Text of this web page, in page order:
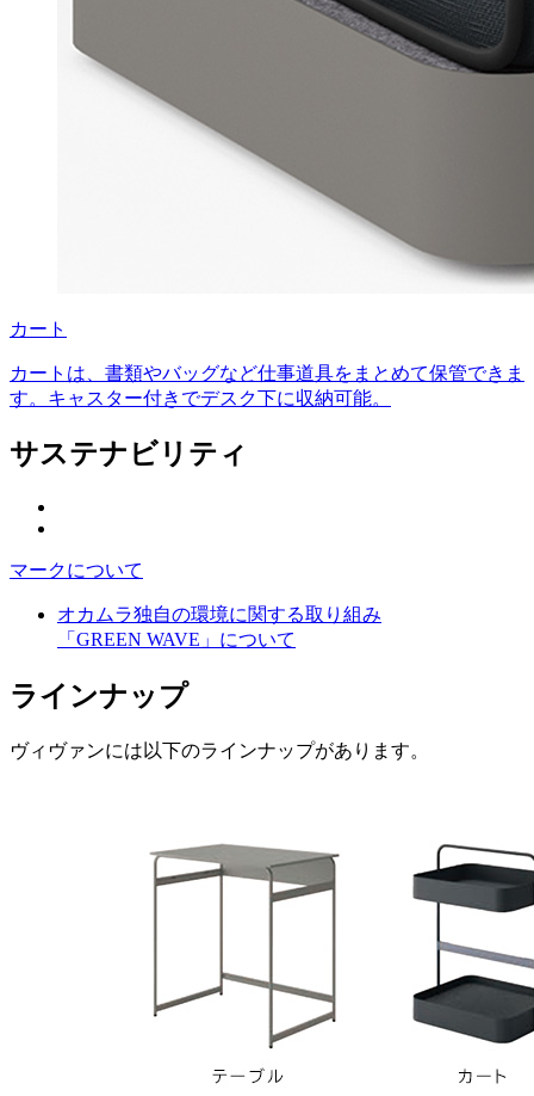
カート
カートは、書類やバッグなど仕事道具をまとめて保管できま
す。キャスター付きでデスク下に収納可能。
サステナビリティ
マークについて
オカムラ独自の環境に関する取り組み
「GREEN WAVE」について
ラインナップ
ヴィヴァンには以下のラインナップがあります。